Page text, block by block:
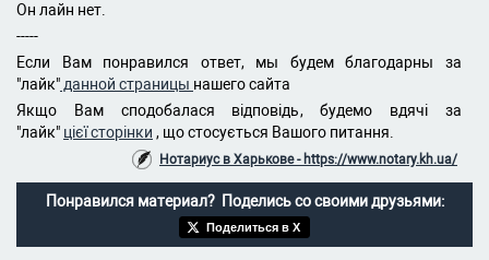
Он лайн нет.
-----
Если Вам понравился ответ, мы будем благодарны за
"лайк" данной страницы нашего сайта
Якщо Вам сподобалася відповідь, будемо вдячі за
"лайк" цієї сторінки , що стосується Вашого питання.
Нотариус в Харькове - https://www.notary.kh.ua/
Понравился материал? Поделись со своими друзьями:
Поделиться в X